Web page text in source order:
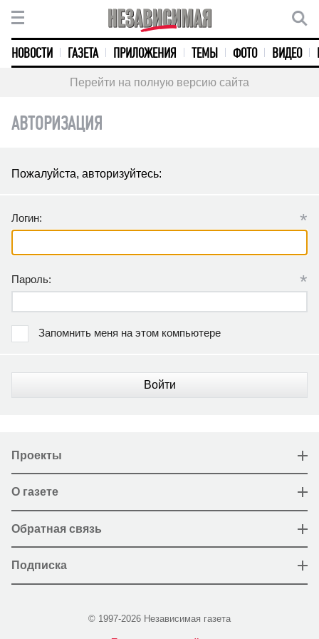
НОВОСТИ ГАЗЕТА ПРИЛОЖЕНИЯ ТЕМЫ ФОТО ВИДЕО
Перейти на полную версию сайта
АВТОРИЗАЦИЯ
Пожалуйста, авторизуйтесь:
Логин: *
Пароль: *
Запомнить меня на этом компьютере
Войти
Проекты
О газете
Обратная связь
Подписка
© 1997-2026 Независимая газета